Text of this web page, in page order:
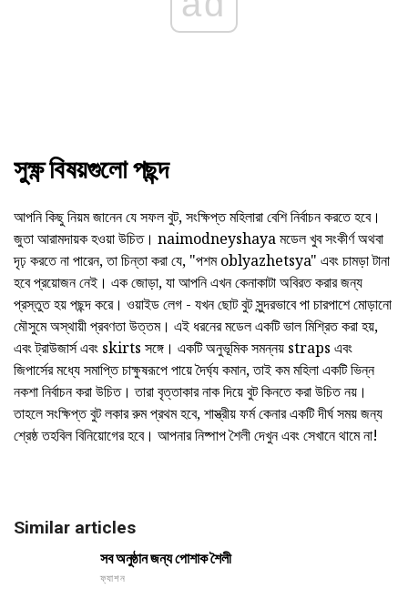
সুক্ষ্ণ বিষয়গুলো পছন্দ
আপনি কিছু নিয়ম জানেন যে সফল বুট, সংক্ষিপ্ত মহিলারা বেশি নির্বাচন করতে হবে।
জুতা আরামদায়ক হওয়া উচিত। naimodneyshaya মডেল খুব সংকীর্ণ অথবা
দৃঢ় করতে না পারেন, তা চিন্তা করা যে, "পশম oblyazhetsya" এবং চামড়া টানা
হবে প্রয়োজন নেই। এক জোড়া, যা আপনি এখন কেনাকাটা অবিরত করার জন্য
প্রস্তুত হয় পছন্দ করে। ওয়াইড লেগ - যখন ছোট বুট সুন্দরভাবে পা চারপাশে মোড়ানো
মৌসুমে অস্থায়ী প্রবণতা উত্তম। এই ধরনের মডেল একটি ভাল মিশ্রিত করা হয়,
এবং ট্রাউজার্স এবং skirts সঙ্গে। একটি অনুভূমিক সমন্নয় straps এবং
জিপার্সের মধ্যে সমাপ্তি চাক্ষুষরূপে পায়ে দৈর্ঘ্য কমান, তাই কম মহিলা একটি ভিন্ন
নকশা নির্বাচন করা উচিত। তারা বৃত্তাকার নাক দিয়ে বুট কিনতে করা উচিত নয়।
তাহলে সংক্ষিপ্ত বুট লকার রুম প্রথম হবে, শাস্ত্রীয় ফর্ম কেনার একটি দীর্ঘ সময় জন্য
শ্রেষ্ঠ তহবিল বিনিয়োগের হবে। আপনার নিষ্পাপ শৈলী দেখুন এবং সেখানে থামে না!
Similar articles
সব অনুষ্ঠান জন্য পোশাক শৈলী
ফ্যাশন